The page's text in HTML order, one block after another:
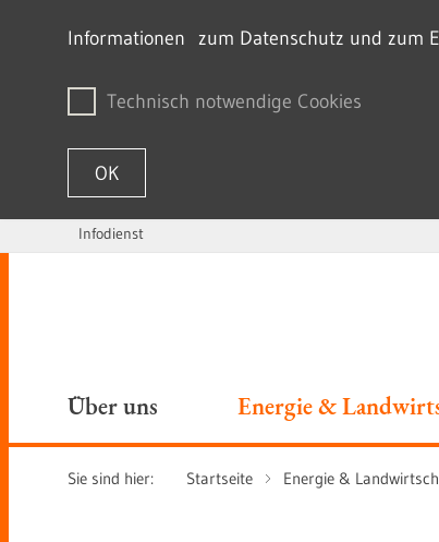
Informationen zum Datenschutz und zum
Technisch notwendige Cookies
OK
Zum Inhalt springen
Infodienst
Über uns Energie &
Sie sind hier: Startseite Energie &